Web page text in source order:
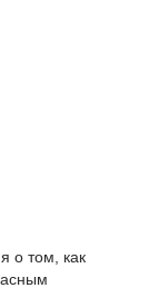
о том, как